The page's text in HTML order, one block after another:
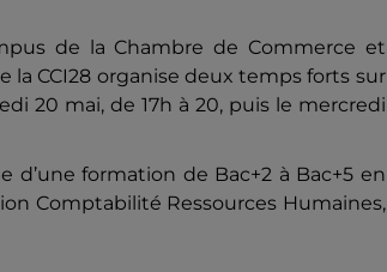
de la Chambre de Commerce et
la CCI28 organise deux temps forts sur
20 mai, de 17h à 20, puis le mercredi
formation de Bac+2 à Bac+5 en
Comptabilité Ressources Humaines,